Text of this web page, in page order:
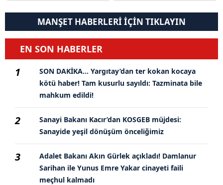
geldi
MANŞET HABERLERİ İÇİN TIKLAYIN
EN SON HABERLER
1
SON DAKİKA… Yargıtay’dan ter kokan kocaya
kötü haber! Tam kusurlu sayıldı: Tazminata bile
mahkum edildi!
2
Sanayi Bakanı Kacır’dan KOSGEB müjdesi:
Sanayide yeşil dönüşüm önceliğimiz
3
Adalet Bakanı Akın Gürlek açıkladı! Damlanur
Sarihan ile Yunus Emre Yakar cinayeti faili
meçhul kalmadı